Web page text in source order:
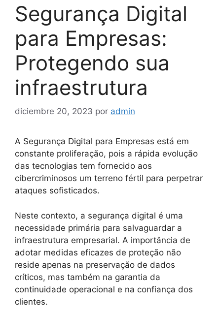
Segurança Digital
para Empresas:
Protegendo sua
infraestrutura
diciembre 20, 2023 por admin
A Segurança Digital para Empresas está em
constante proliferação, pois a rápida evolução
das tecnologias tem fornecido aos
cibercriminosos um terreno fértil para perpetrar
ataques sofisticados.
Neste contexto, a segurança digital é uma
necessidade primária para salvaguardar a
infraestrutura empresarial. A importância de
adotar medidas eficazes de proteção não
reside apenas na preservação de dados
críticos, mas também na garantia da
continuidade operacional e na confiança dos
clientes.